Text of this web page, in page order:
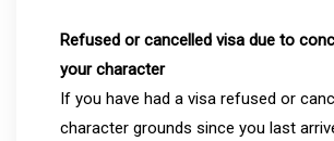
Refused or cancelled visa due to
your character
If you have had a visa refused or
character grounds since you last